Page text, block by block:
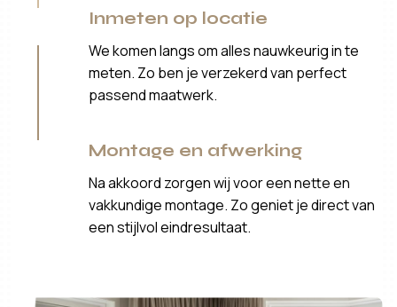
Inmeten op locatie
We komen langs om alles nauwkeurig in te
meten. Zo ben je verzekerd van perfect
passend maatwerk.
Montage en afwerking
Na akkoord zorgen wij voor een nette en
vakkundige montage. Zo geniet je direct van
een stijlvol eindresultaat.